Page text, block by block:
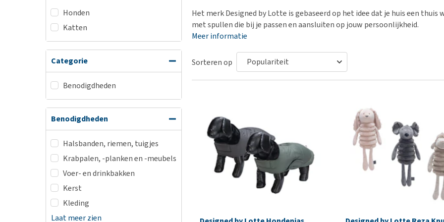
Biologisch hondenvoer
Vegan hondenvoer
Bekijk alles
Voer- en drinkbakken
Puppy benodigdheden
Bekijk alles
Puppy apotheek
Puppy apotheek
Vuurwerkangst
Bekijk alles
Ouderdom en dementie
Honden
Katten
Categorie
Benodigdheden
Benodigdheden
Halsbanden, riemen, tuigjes
Krabpalen, -planken en -meubels
Voer- en drinkbakken
Kerst
Kleding
Laat meer zien
Het merk Designed by Lotte is gebaseerd op het idee dat je huis een
met spullen die bij je passen en aansluiten op jouw persoonlijkheid.
Meer informatie
Sorteren op